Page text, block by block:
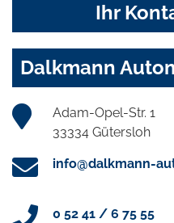
Ihr
Dalkmann
Adam-Opel-Str. 1
33334 Gütersloh
info@dalkmann-
0 52 41 / 6 75 55